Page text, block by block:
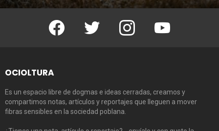
Facebook Twitter Instagram Youtube
OCIOLTURA
Es un espacio libre de dogmas e ideas cerradas, creamos y
compartimos notas, artículos y reportajes que lleguen a mover
fibras sensibles en la sociedad poblana.